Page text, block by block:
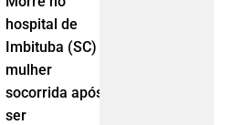
hospital de
Imbituba (SC)
mulher
socorrida após
ser